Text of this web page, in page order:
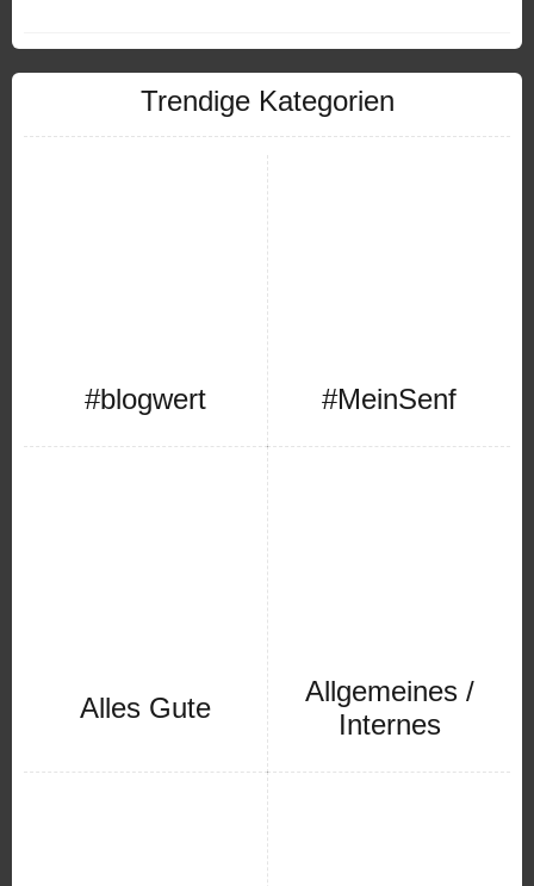
Trendige Kategorien
#blogwert #MeinSenf
Alles Gute
Allgemeines /
Internes